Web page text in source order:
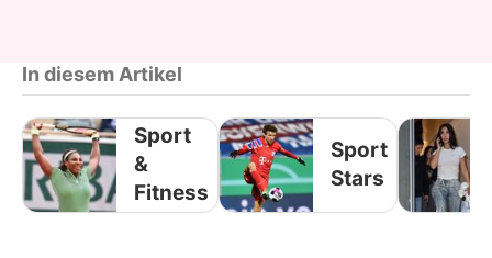
In diesem Artikel
Sport
&
Fitness
Sport
Stars